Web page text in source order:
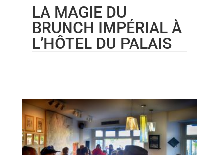
LA MAGIE DU
BRUNCH IMPÉRIAL À
L’HÔTEL DU PALAIS